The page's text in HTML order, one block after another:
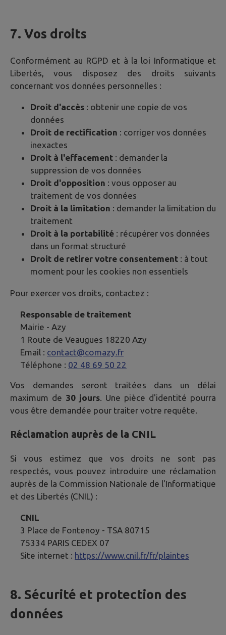
7. Vos droits
Conformément au RGPD et à la loi Informatique et
Libertés, vous disposez des droits suivants
concernant vos données personnelles :
Droit d'accès : obtenir une copie de vos
données
Droit de rectification : corriger vos données
inexactes
Droit à l'effacement : demander la
suppression de vos données
Droit d'opposition : vous opposer au
traitement de vos données
Droit à la limitation : demander la limitation du
traitement
Droit à la portabilité : récupérer vos données
dans un format structuré
Droit de retirer votre consentement : à tout
moment pour les cookies non essentiels
Pour exercer vos droits, contactez :
Responsable de traitement
Mairie - Azy
1 Route de Veaugues 18220 Azy
Email : contact@comazy.fr
Téléphone : 02 48 69 50 22
Vos demandes seront traitées dans un délai
maximum de 30 jours . Une pièce d'identité pourra
vous être demandée pour traiter votre requête.
Réclamation auprès de la CNIL
Si vous estimez que vos droits ne sont pas
respectés, vous pouvez introduire une réclamation
auprès de la Commission Nationale de l'Informatique
et des Libertés (CNIL) :
CNIL
3 Place de Fontenoy - TSA 80715
75334 PARIS CEDEX 07
Site internet : https://www.cnil.fr/fr/plaintes
8. Sécurité et protection des
données